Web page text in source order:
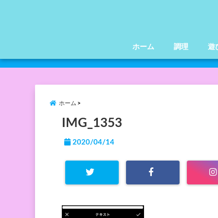
ホーム 調理 遊
ホーム
IMG_1353
2020/04/14